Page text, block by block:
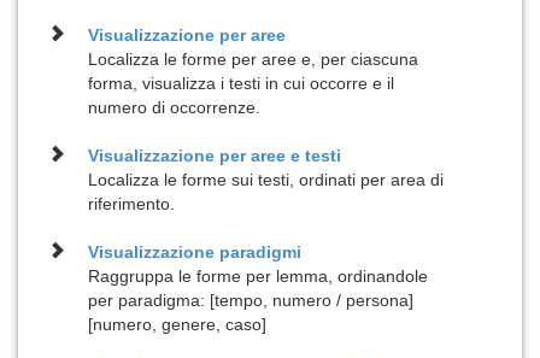
Visualizzazione peraree
Localizza le forme per aree e, per ciascuna
forma, visualizza i testi in cui occorre e il
numero di occorrenze.
Visualizzazione peraree e testi
Localizza le forme sui testi, ordinati per area di
riferimento.
Visualizzazione paradigmi
Raggruppa le forme per lemma, ordinandole
per paradigma: [tempo, numero / persona]
[numero, genere, caso]